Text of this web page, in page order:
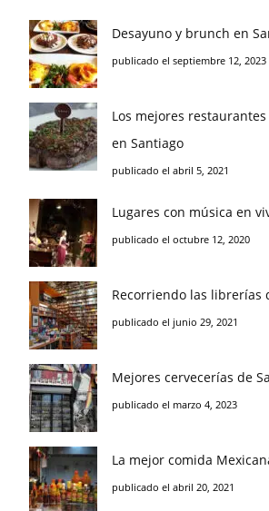
Desayuno y brunch en
publicado el septiembre 12, 2023
Los mejores
en Santiago
publicado el abril 5, 2021
Lugares con música en
publicado el octubre 12, 2020
Recorriendo las librerías
publicado el junio 29, 2021
Mejores cervecerías de
publicado el marzo 4, 2023
La mejor comida
publicado el abril 20, 2021